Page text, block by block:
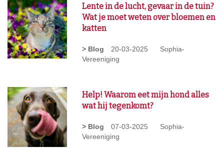
> Blog 20-03-2025
Sophia-
Vereeniging
Lente in de lucht, gevaar in de tuin?
Wat je moet weten over bloemen en
katten
> Blog 07-03-2025
Sophia-
Vereeniging
Help! Waarom eet mijn hond alles
wat hij tegenkomt?